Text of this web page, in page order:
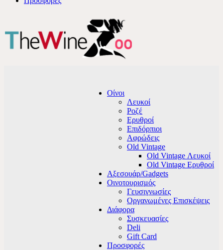
Οίνοι
Λευκοί
Ροζέ
Ερυθροί
Επιδόρπιοι
Αφρώδεις
Old Vintage
Old Vintage Λευκοί
Old Vintage Ερυθροί
Αξεσουάρ/Gadgets
Οινοτουρισμός
Γευσιγνωσίες
Οργανωμένες Επισκέψεις
Διάφορα
Συσκευασίες
Deli
Gift Card
Προσφορές